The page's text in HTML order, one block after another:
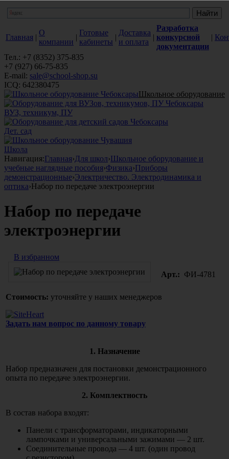
Главная |
О
компании
|
Готовые
кабинеты
|
Доставка
и оплата
|
Разработка
конкурсной
документации
|
Тел.: +7 (8352) 375-835
+7 (927) 66-75-835
E-mail: sale@school-shop.su
ICQ: 642380475
Школьное оборудование
ВУЗ, техникум, ПУ
Дет. сад
Школа
Навигация:Главная›Для школ›Школьное оборудование и
учебные наглядные пособия›Физика›Приборы
демонстрационные›Электричество. Электродинамика и
оптика›Набор по передаче электроэнергии
Набор по передаче
электроэнергии
В избранном
Арт.: ФИ-4781
Стоимость: уточняйте у наших менеджеров
Задать нам вопрос по данному товару
1. Назначение
Набор предназначен для постановки демонстрационного
опыта по передаче электроэнергии.
2. Комплектность
В состав набора входят:
Панели с трансформаторами, индикаторными
лампочками и универсальными зажимами — 2 шт.
Соединительные провода — 4 шт. (один провод